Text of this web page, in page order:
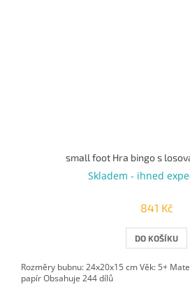
small foot Hra bingo s
Skladem - ihned
841 Kč
DO KOŠÍKU
Rozměry bubnu: 24x20x15 cm Věk: 5+
papír Obsahuje 244 dílů